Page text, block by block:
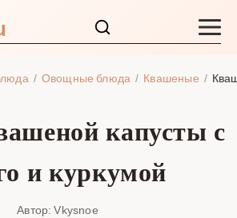
Овощные блюда Квашеные
капусты с
и куркумой
Автор: Vkysnoe